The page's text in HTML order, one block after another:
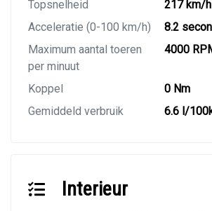
Topsnelheid
217 km/h
Acceleratie (0-100 km/h)
8.2
Maximum aantal toeren
per minuut
4000
Koppel
0 Nm
Gemiddeld verbruik
6.6 l/
Interieur